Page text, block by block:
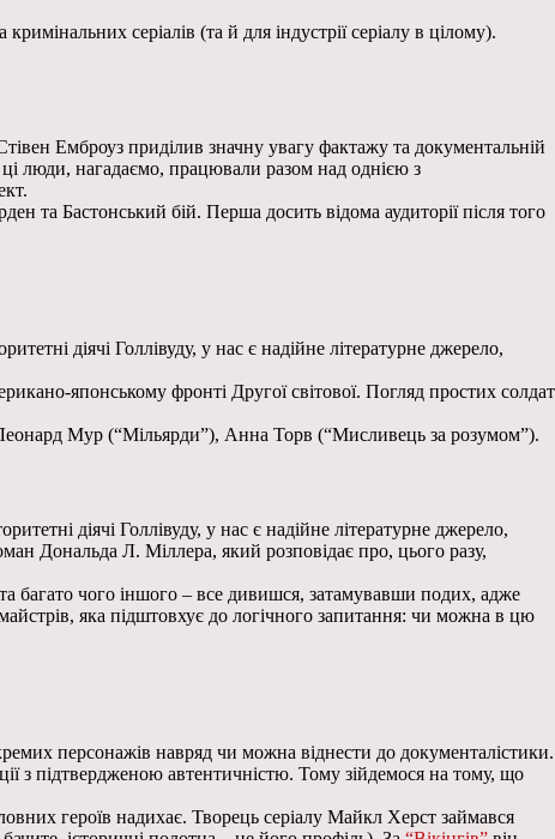
серіалів (та й для індустрії серіалу в цілому).
Емброуз приділив значну увагу фактажу та документальній
люди, нагадаємо, працювали разом над однією з
та Бастонський бій. Перша досить відома аудиторії після того
діячі Голлівуду, у нас є надійне літературне джерело,
японському фронті Другої світової. Погляд простих солдат
Мур (“Мільярди”), Анна Торв (“Мисливець за розумом”).
діячі Голлівуду, у нас є надійне літературне джерело,
Дональда Л. Міллера, який розповідає про, цього разу,
та багато чого іншого – все дивишся, затамувавши подих, адже
яка підштовхує до логічного запитання: чи можна в цю
персонажів навряд чи можна віднести до документалістики.
з підтвердженою автентичністю. Тому зійдемося на тому, що
героїв надихає. Творець серіалу Майкл Херст займався